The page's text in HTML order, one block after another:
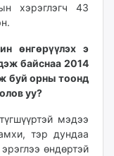
хэрэглэгч 43
өнгөрүүлэх э
байснаа 2014
буй орны тоонд
уу?
мэдээ
тэр дундаа
өндөртэй